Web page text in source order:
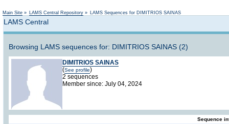
Main Site » LAMS Central Repository » LAMS Sequences for DIMITRIOS SAINAS
LAMS Central
Browsing LAMS sequences for: DIMITRIOS SAINAS (2)
DIMITRIOS SAINAS
(See profile)
2 sequences
Member since: July 04, 2024
Sequence